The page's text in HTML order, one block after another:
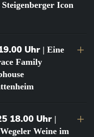
Icon
Uhr | Eine
Family
18.00 Uhr |
Weine im